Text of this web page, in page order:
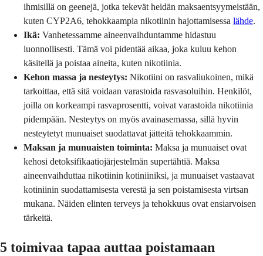
ihmisillä on geenejä, jotka tekevät heidän maksaentsyymeistään,
kuten CYP2A6, tehokkaampia nikotiinin hajottamisessa lähde.
Ikä: Vanhetessamme aineenvaihduntamme hidastuu
luonnollisesti. Tämä voi pidentää aikaa, joka kuluu kehon
käsitellä ja poistaa aineita, kuten nikotiinia.
Kehon massa ja nesteytys: Nikotiini on rasvaliukoinen, mikä
tarkoittaa, että sitä voidaan varastoida rasvasoluihin. Henkilöt,
joilla on korkeampi rasvaprosentti, voivat varastoida nikotiinia
pidempään. Nesteytys on myös avainasemassa, sillä hyvin
nesteytetyt munuaiset suodattavat jätteitä tehokkaammin.
Maksan ja munuaisten toiminta: Maksa ja munuaiset ovat
kehosi detoksifikaatiojärjestelmän supertähtiä. Maksa
aineenvaihduttaa nikotiinin kotiniiniksi, ja munuaiset vastaavat
kotiniinin suodattamisesta verestä ja sen poistamisesta virtsan
mukana. Näiden elinten terveys ja tehokkuus ovat ensiarvoisen
tärkeitä.
5 toimivaa tapaa auttaa poistamaan